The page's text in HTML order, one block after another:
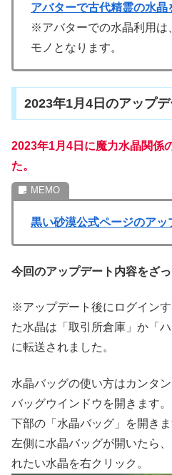
アバターで古代精霊の水晶
※アバターでの水晶利用は
モノとなります。
2023年1月4日のアップ
2023年1月4日に魔力水晶関係
た。
黒い砂漠公式ページのアッ
今回のアップデート内容をざ
※アップデート後にログイン
た水晶は「取引所倉庫」か「
に転送されました。
水晶バッグの使い方はカンタン
バッグウインドウを開きます。
下部の「水晶バッグ」を開きま
左側に水晶バッグが開いたら
れたい水晶を右クリック。